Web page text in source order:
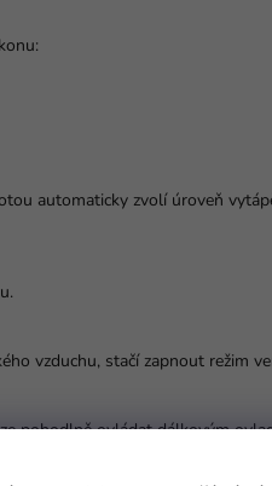
automaticky zvolí úroveň
vzduchu, stačí zapnout režim
pohodlně ovládat dálkovým